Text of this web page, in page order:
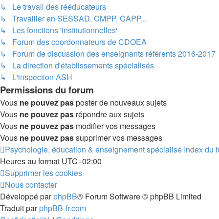
↳ Le travail des rééducateurs
↳ Travailler en SESSAD, CMPP, CAPP...
↳ Les fonctions 'institutionnelles'
↳ Forum des coordonnateurs de CDOEA
↳ Forum de discussion des enseignants référents 2016-2017
↳ La direction d'établissements spécialisés
↳ L'inspection ASH
Permissions du forum
Vous ne pouvez pasposter de nouveaux sujets
Vous ne pouvez pas répondre aux sujets
Vous ne pouvez pas modifier vos messages
Vous ne pouvez passupprimer vos messages
Psychologie, éducation & enseignement spécialisé Index du
Heures au format UTC+02:00
Supprimer les cookies
Nous contacter
Développé parphpBB® Forum Software © phpBB Limited
Traduit parphpBB-fr.com